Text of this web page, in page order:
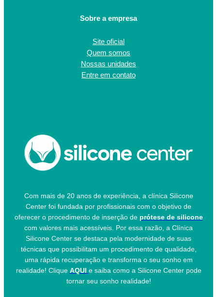
Sobre a empresa
Site oficial
Quem somos
Nossas unidades
Entre em contato
Com mais de 20 anos de experiência, a clínica Silicone
Center foi fundada por profissionais com o objetivo de
oferecer o procedimento de inserção de prótese de silicone
com valores mais acessíveis. Por essa razão, a Clínica
Silicone Center se destaca pela modernidade de suas
técnicas que possibilitam um procedimento de qualidade,
uma rápida recuperação e transforma o seu sonho em
realidade! Clique AQUI e saiba como a Silicone Center pode
tornar seu sonho realidade!